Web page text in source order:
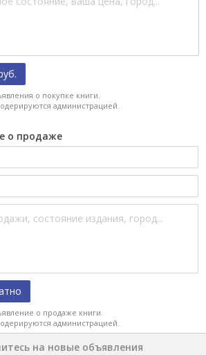
о покупке книги.
администрацией.
о продаже
о продаже книги.
администрацией.
на новые объявления